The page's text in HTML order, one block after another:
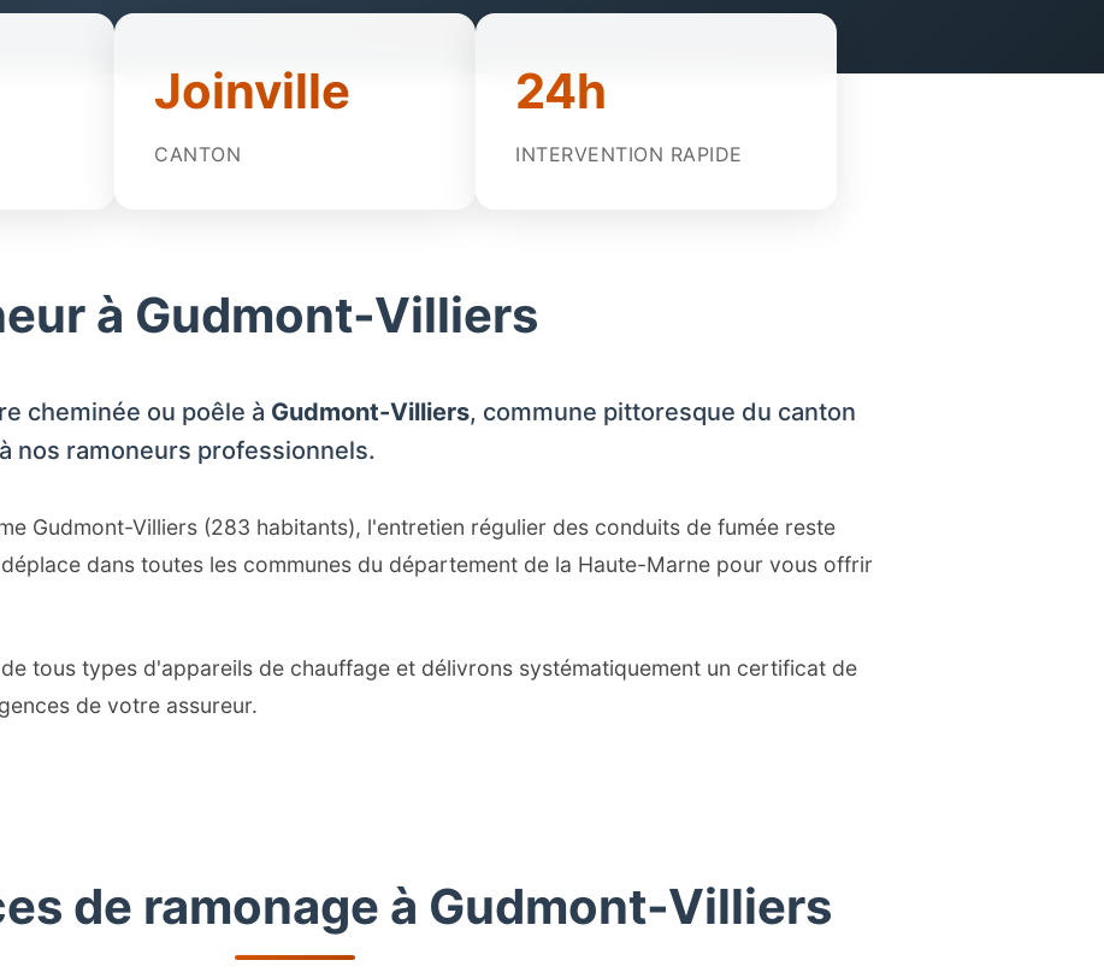
Joinville
CANTON
24h
INTERVENTION RAPIDE
à Gudmont-Villiers
cheminée ou poêle à Gudmont-Villiers, commune pittoresque du canton
nos ramoneurs professionnels.
Gudmont-Villiers (283 habitants), l'entretien régulier des conduits de fumée reste
dans toutes les communes du département de la Haute-Marne pour vous offrir
tous types d'appareils de chauffage et délivrons systématiquement un certificat de
de votre assureur.
de ramonage à Gudmont-Villiers